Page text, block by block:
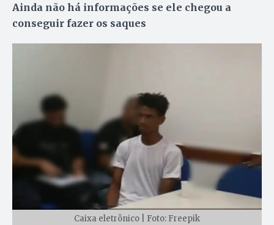
Ainda não há informações se ele chegou a
conseguir fazer os saques
Caixa eletrônico | Foto: Freepik